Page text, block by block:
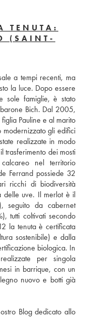
TENUTA:
(SAINT-
a tempi recenti, ma
la luce. Dopo essere
sole famiglie, è stato
Bich. Dal 2005,
Pauline e al marito
gli edifici
realizzate in modo
trasferimento dei mosti
nel territorio
Ferrand possiede 32
ricchi di biodiversità
delle uve. Il merlot è il
seguito da cabernet
tutti coltivati secondo
la tenuta è certificata
sostenibile) e dalla
biologica. In
per singola
in barrique, con un
nuovo e botti già
Blog dedicato allo